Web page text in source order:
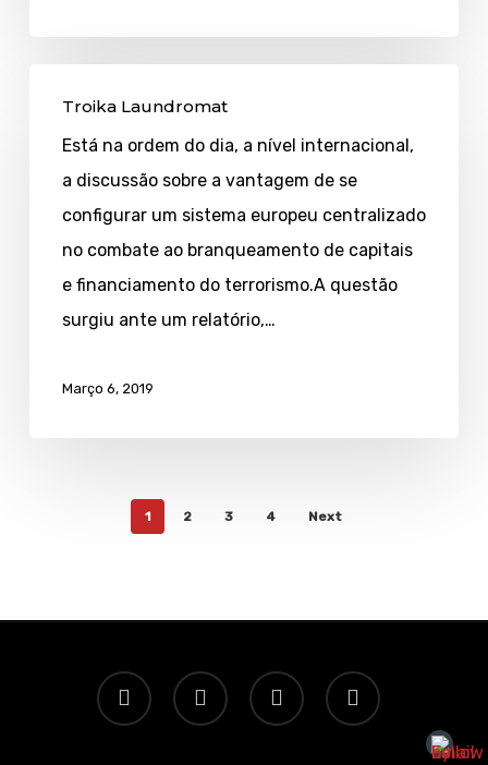
Laundromat
Troika Laundromat
Está na ordem do dia, a nível internacional,
a discussão sobre a vantagem de se
configurar um sistema europeu centralizado
no combate ao branqueamento de capitais
e financiamento do terrorismo.A questão
surgiu ante um relatório,…
Março 6, 2019
1 2 3 4 Next
twitter facebook linkedin email